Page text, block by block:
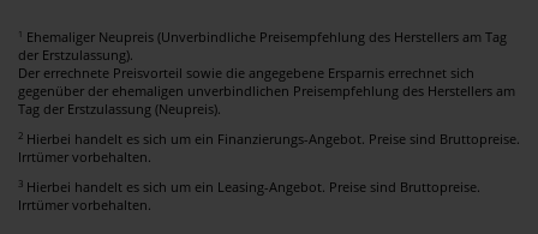
1 Ehemaliger Neupreis (Unverbindliche Preisempfehlung des Herstellers am Tag
der Erstzulassung).
Der errechnete Preisvorteil sowie die angegebene Ersparnis errechnet sich
gegenüber der ehemaligen unverbindlichen Preisempfehlung des Herstellers am
Tag der Erstzulassung (Neupreis).
2 Hierbei handelt es sich um ein Finanzierungs-Angebot. Preise sind Bruttopreise.
Irrtümer vorbehalten.
3 Hierbei handelt es sich um ein Leasing-Angebot. Preise sind Bruttopreise.
Irrtümer vorbehalten.